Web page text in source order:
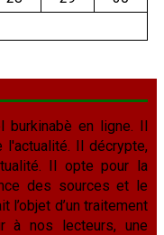
burkinabè en ligne. Il
Il décrypte,
Il opte pour la
des sources et le
d’un traitement
à nos lecteurs, une